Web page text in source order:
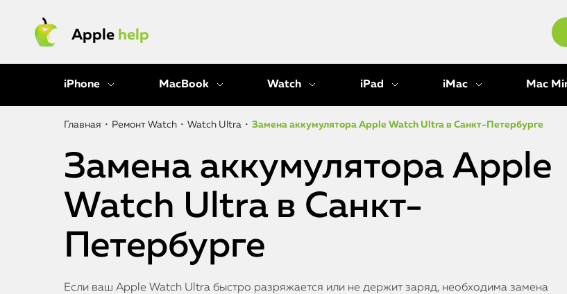
Apple help
iPhone MacBook Watch iPad iMac Mac
Главная • Ремонт Watch • Watch Ultra • Замена аккумулятора Apple Watch Ultra в Санкт-Петербурге
Замена аккумулятора Apple
Watch Ultra в Санкт-
Петербурге
Если ваш Apple Watch Ultra быстро разряжается или не держит заряд, необходима замена